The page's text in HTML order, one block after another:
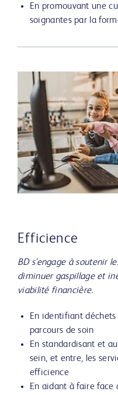
En promouvant une
soignantes par la
Efficience
BD s'engage à soutenir
diminuer gaspillage et
viabilité financière.
En identifiant
parcours de soin
En standardisant et
sein, et entre, les
efficience
En aidant à faire face